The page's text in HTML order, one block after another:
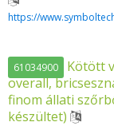
https://
61034900 Kötött
overall,
finom állati
készültet)